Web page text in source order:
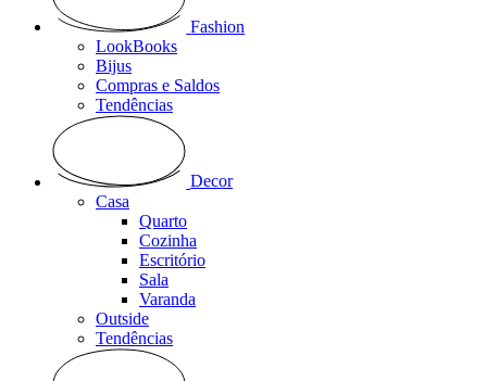
Fashion
LookBooks
Bijus
Compras e Saldos
Tendências
Decor
Casa
Quarto
Cozinha
Escritório
Sala
Varanda
Outside
Tendências